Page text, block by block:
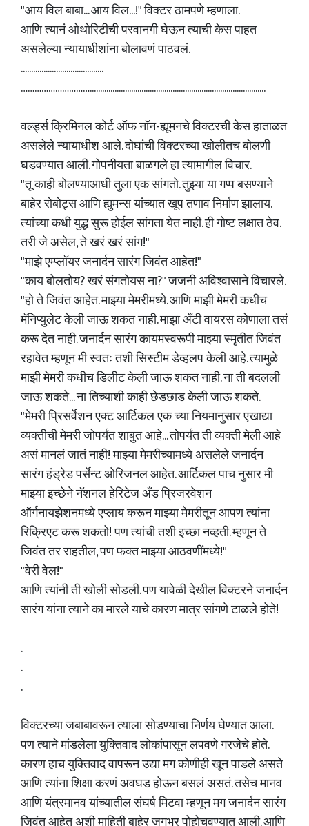
"आय विल बाबा... आय विल...!" विक्टर ठामपणे म्हणाला.
आणि त्यानं ओथोरिटीची परवानगी घेऊन त्याची केस पाहत
असलेल्या न्यायाधीशांना बोलावणं पाठवलं.
........................................
………………………….....................................................................................
वर्ल्ड्स क्रिमिनल कोर्ट ऑफ नॉन-ह्यूमनचे विक्टरची केस हाताळत
असलेले न्यायाधीश आले. दोघांची विक्टरच्या खोलीतच बोलणी
घडवण्यात आली. गोपनीयता बाळगले हा त्यामागील विचार.
"तू काही बोलण्याआधी तुला एक सांगतो. तुझ्या या गप्प बसण्याने
बाहेर रोबोट्स आणि ह्युमन्स यांच्यात खूप तणाव निर्माण झालाय.
त्यांच्या कधी युद्ध सुरू होईल सांगता येत नाही. ही गोष्ट लक्षात ठेव.
तरी जे असेल, ते खरं खरं सांग!"
"माझे एम्प्लॉयर जनार्दन सारंग जिवंत आहेत!"
"काय बोलतोय? खरं संगतोयस ना?" जजनी अविश्वासाने विचारले.
"हो ते जिवंत आहेत. माझ्या मेमरीमध्ये. आणि माझी मेमरी कधीच
मॅनिप्युलेट केली जाऊ शकत नाही. माझा अँटी वायरस कोणाला तसं
करू देत नाही. जनार्दन सारंग कायमस्वरूपी माझ्या स्मृतीत जिवंत
रहावेत म्हणून मी स्वतः तशी सिस्टीम डेव्हलप केली आहे. त्यामुळे
माझी मेमरी कधीच डिलीट केली जाऊ शकत नाही. ना ती बदलली
जाऊ शकते... ना तिच्याशी काही छेडछाड केली जाऊ शकते.
"मेमरी प्रिसर्वेशन एक्ट आर्टिकल एक च्या नियमानुसार एखाद्या
व्यक्तीची मेमरी जोपर्यंत शाबुत आहे... तोपर्यंत ती व्यक्ती मेली आहे
असं मानलं जातं नाही! माझ्या मेमरीच्यामध्ये असलेले जनार्दन
सारंग हंड्रेड पर्सेन्ट ओरिजनल आहेत. आर्टिकल पाच नुसार मी
माझ्या इच्छेने नॅशनल हेरिटेज अँड प्रिजरवेशन
ऑर्गनायझेशनमध्ये एप्लाय करून माझ्या मेमरीतून आपण त्यांना
रिक्रिएट करू शकतो! पण त्यांची तशी इच्छा नव्हती. म्हणून ते
जिवंत तर राहतील, पण फक्त माझ्या आठवणींमध्ये!"
"वेरी वेल!"
आणि त्यांनी ती खोली सोडली. पण यावेळी देखील विक्टरने जनार्दन
सारंग यांना त्याने का मारले याचे कारण मात्र सांगणे टाळले होते!
.
.
.
विक्टरच्या जबाबावरून त्याला सोडण्याचा निर्णय घेण्यात आला.
पण त्याने मांडलेला युक्तिवाद लोकांपासून लपवणे गरजेचे होते.
कारण हाच युक्तिवाद वापरून उद्या मग कोणीही खून पाडले असते
आणि त्यांना शिक्षा करणं अवघड होऊन बसलं असतं. तसेच मानव
आणि यंत्रमानव यांच्यातील संघर्ष मिटवा म्हणून मग जनार्दन सारंग